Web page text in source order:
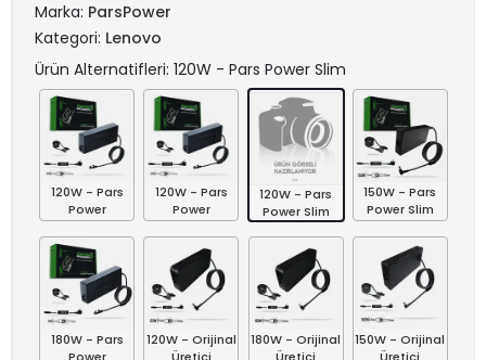
Marka: ParsPower
Kategori: Lenovo
Ürün Alternatifleri: 120W - Pars Power Slim
120W - Pars
Power
120W - Pars
Power
120W - Pars
Power Slim
150W - Pars
Power Slim
180W - Pars
120W - Orijinal
180W - Orijinal
150W - Orijinal